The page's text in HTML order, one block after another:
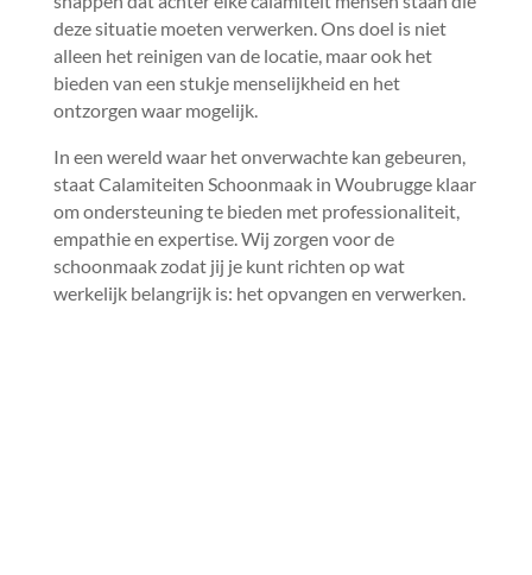
deze situatie moeten verwerken.​ Ons doel is niet
alleen het reinigen van de locatie, maar ook het
bieden van een stukje menselijkheid en het
ontzorgen waar mogelijk.​
In een wereld waar het onverwachte kan gebeuren,
staat Calamiteiten Schoonmaak in Woubrugge klaar
om ondersteuning te bieden met professionaliteit,
empathie en expertise.​ Wij zorgen voor de
schoonmaak zodat jij je kunt richten op wat
werkelijk belangrijk is: het opvangen en verwerken.​